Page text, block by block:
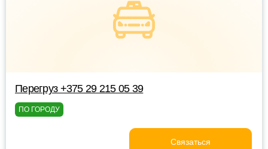
Перегруз +375 29 215 05 39
ПО ГОРОДУ
Связаться